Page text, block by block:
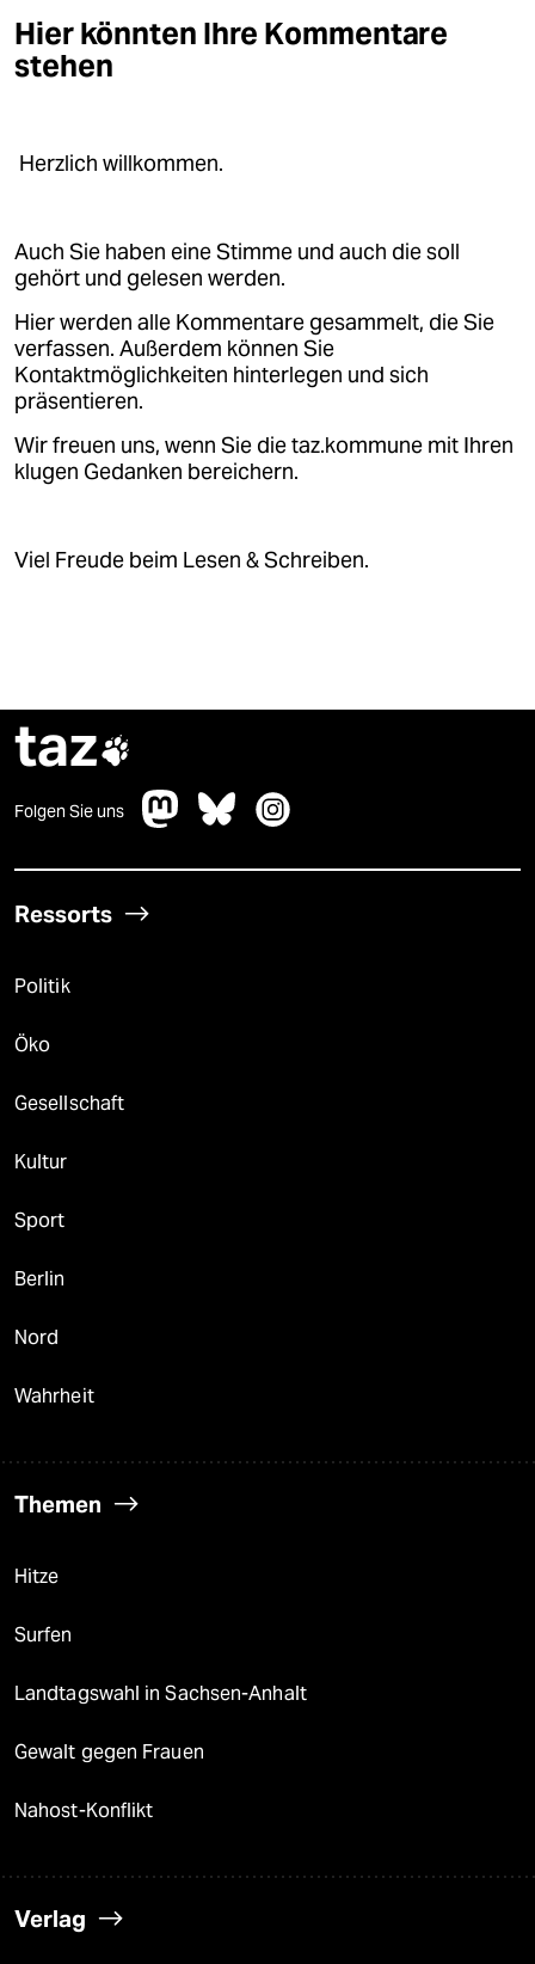
Hier könnten Ihre Kommentare
stehen
Herzlich willkommen.
Auch Sie haben eine Stimme und auch die soll
gehört und gelesen werden.
Hier werden alle Kommentare gesammelt, die Sie
verfassen. Außerdem können Sie
Kontaktmöglichkeiten hinterlegen und sich
präsentieren.
Wir freuen uns, wenn Sie die taz.kommune mit Ihren
klugen Gedanken bereichern.
Viel Freude beim Lesen & Schreiben.
taz
Folgen Sie uns
Ressorts
Politik
Öko
Gesellschaft
Kultur
Sport
Berlin
Nord
Wahrheit
Themen
Hitze
Surfen
Landtagswahl in Sachsen-Anhalt
Gewalt gegen Frauen
Nahost-Konflikt
Verlag